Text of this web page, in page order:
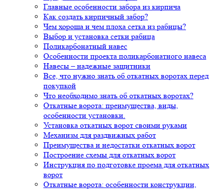
Главные особенности забора из кирпича
Как создать кирпичный забор?
Чем хороша и чем плоха сетка из рабицы?
Выбор и установка сетки рабица
Поликарбонатный навес
Особенности проекта поликарбонатного навеса
Навесы – надежные защитники
Все, что нужно знать об откатных воротах перед
покупкой
Что необходимо знать об откатных воротах?
Откатные ворота: преимущества, виды,
особенности установки.
Установка откатных ворот своими руками
Механизм для раздвижных работ
Преимущества и недостатки откатных ворот
Построение схемы для откатных ворот
Инструкция по подготовке проема для откатных
ворот
Откатные ворота: особенности конструкции,